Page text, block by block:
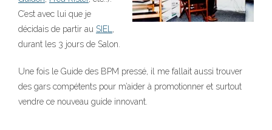
C’est avec lui que je
décidais de partir au SIEL,
durant les 3 jours de Salon.
Une fois le Guide des BPM pressé, il me fallait aussi trouver
des gars compétents pour m’aider à promotionner et surtout
vendre ce nouveau guide innovant.